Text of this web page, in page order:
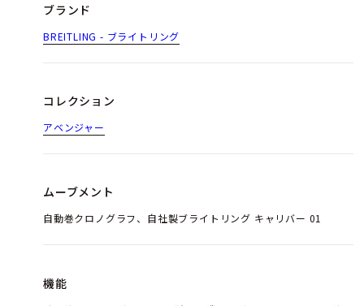
ブランド
BREITLING - ブライトリング
コレクション
アベンジャー
ムーブメント
自動巻クロノグラフ、自社製ブライトリング キャリバー 01
機能